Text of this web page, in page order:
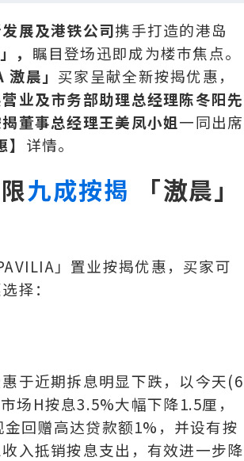
展及港铁公司携手打造的港岛
， 瞩目登场迅即成为楼巿焦点。
晨」 买家呈献全新按揭优惠，
业及市务部助理总经理陈冬阳先
董事总经理王美凤小姐一同出席
详情。
九成按揭 「滶晨」
」置业按揭优惠，买家可
择：
于近期拆息明显下跌，以今天(6
场H按息3.5%大幅下降1.5厘，
回赠高达贷款额1%，并设有按
入抵销按息支出，有效进一步降